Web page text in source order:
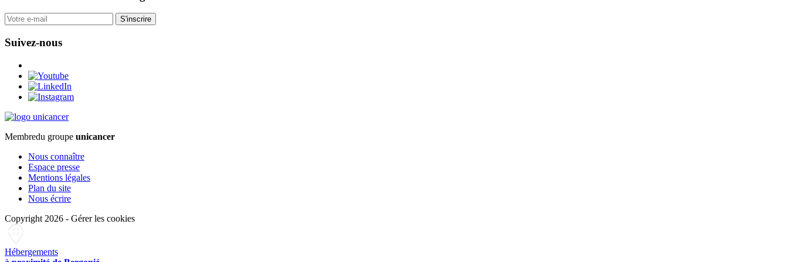
S'inscrire
Suivez-nous
Membredu groupe unicancer
Nous connaître
Espace presse
Mentions légales
Plan du site
Nous écrire
Copyright 2026 - Gérer les cookies
Hébergements